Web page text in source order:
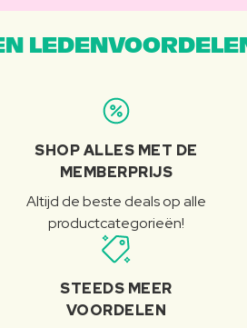
SHOP ALLES MET DE
MEMBERPRIJS
Altijd de beste deals op alle
productcategorieën!
STEEDS MEER
VOORDELEN